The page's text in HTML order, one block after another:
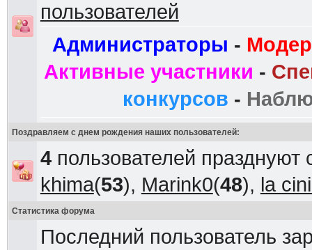
пользователей
Администраторы -
Активные участники -
конкурсов -
Поздравляем с днем рождения наших пользователей:
4пользователей празднуют
khima(53), Marink0(48), la
Статистика форума
Последний пользователь